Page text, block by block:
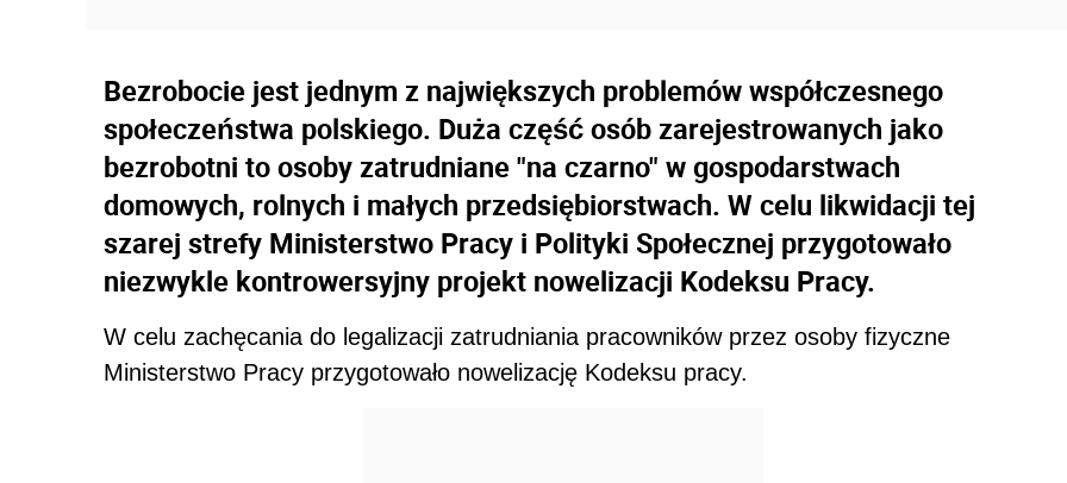
Bezrobocie jest jednym z największych problemów współczesnego
społeczeństwa polskiego. Duża część osób zarejestrowanych jako
bezrobotni to osoby zatrudniane "na czarno" w gospodarstwach
domowych, rolnych i małych przedsiębiorstwach. W celu likwidacji tej
szarej strefy Ministerstwo Pracy i Polityki Społecznej przygotowało
niezwykle kontrowersyjny projekt nowelizacji Kodeksu Pracy.
W celu zachęcania do legalizacji zatrudniania pracowników przez osoby fizyczne
Ministerstwo Pracy przygotowało nowelizację Kodeksu pracy.